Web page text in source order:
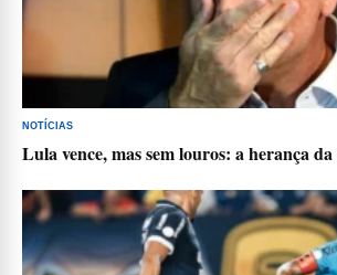
NOTÍCIAS
Lula vence, mas sem louros: a herança